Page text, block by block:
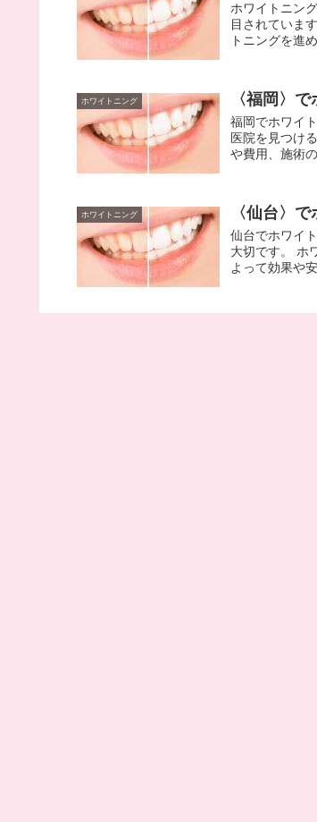
ホワイトニン
目されていま
トニングを進
ホワイトニング 〈福岡〉
福岡でホワイ
医院を見つけ
や費用、施術
ホワイトニング 〈仙台〉
仙台でホワイ
大切です。 ホ
よって効果や